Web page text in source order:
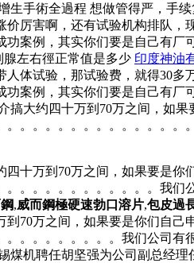
手術全過程 想做管得严，手
厉害啊，还有试验机构排队，
案例，其实你们要是自己有
左右徑正常值是多少 印度神油
体试验，那试验费，就得30
案例，其实你们要是自己有
大约四十万到70万之间，如
。。。。。。。。。。。。
十万到70万之间，如果要是
。。。。。。。。。。。我
,威而鋼極硬速勃口溶片,包皮過
70万之间，如果要是你们自
。。。。。。。。我们公司
机聘任胡坚强为公司副总经